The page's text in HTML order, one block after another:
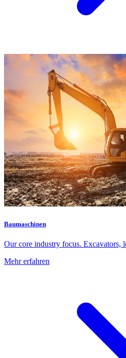
Baumaschinen
Our core industry focus. Excavators,
Mehr erfahren